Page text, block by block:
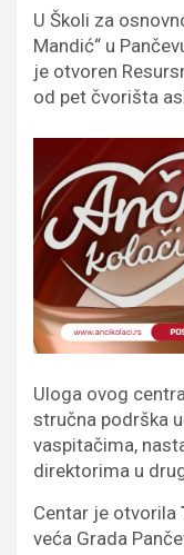
U Školi za
Mandić“ u
je otvoren
od pet čvorišta
Uloga ovog
stručna podrška
vaspitačima,
direktorima u
Centar je otvorila
veća Grada